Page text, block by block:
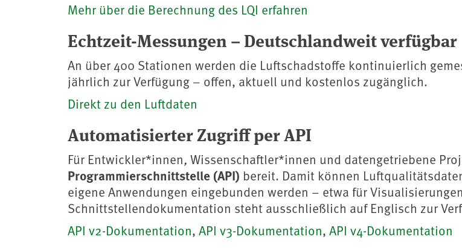
Mehr über die Berechnung des LQI erfahren
Echtzeit-Messungen – Deutschlandweit verfügbar
An über 400 Stationen werden die Luftschadstoffe kontinuierlich
jährlich zur Verfügung – offen, aktuell und kostenlos zugänglich.
Direkt zu den Luftdaten
Automatisierter Zugriff per API
Für Entwickler*innen, Wissenschaftler*innen und datengetriebene
Programmierschnittstelle (API) bereit. Damit können
eigene Anwendungen eingebunden werden – etwa für
Schnittstellendokumentation steht ausschließlich auf Englisch zur
API v2-Dokumentation, API v3-Dokumentation, API v4-Dokumentation